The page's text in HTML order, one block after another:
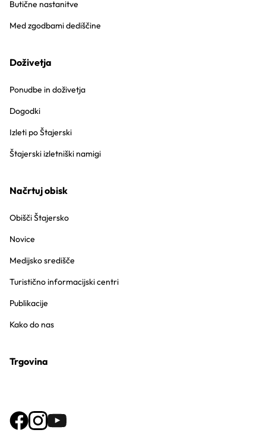
Butične nastanitve
Med zgodbami dediščine
Doživetja
Ponudbe in doživetja
Dogodki
Izleti po Štajerski
Štajerski izletniški namigi
Načrtuj obisk
Obišči Štajersko
Novice
Medijsko središče
Turistično informacijski centri
Publikacije
Kako do nas
Trgovina